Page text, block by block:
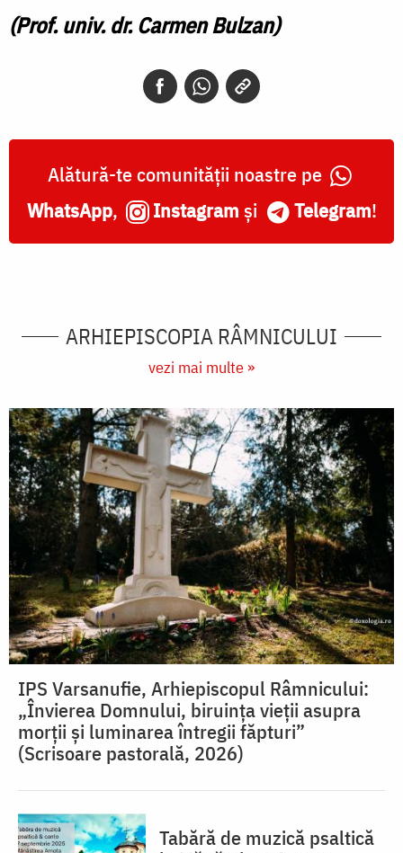
(Prof. univ. dr. Carmen Bulzan)
Alătură-te comunității noastre pe
WhatsApp, Instagram și Telegram!
ARHIEPISCOPIA RÂMNICULUI
vezi mai multe »
IPS Varsanufie, Arhiepiscopul Râmnicului:
„Învierea Domnului, biruința vieții asupra
morții și luminarea întregii făpturi”
(Scrisoare pastorală, 2026)
Tabără de muzică psaltică